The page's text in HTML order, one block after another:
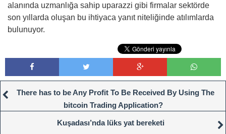
alanında uzmanlığa sahip uparazzi gibi firmalar sektörde
son yıllarda oluşan bu ihtiyaca yanıt niteliğinde atılımlarda
bulunuyor.
There has to be Any Profit To Be Received By Using The
bitcoin Trading Application?
Kuşadası’nda lüks yat bereketi